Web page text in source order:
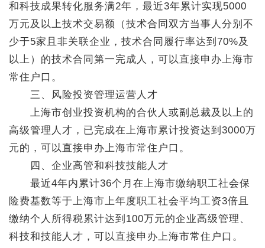
和科技成果转化服务满2年，最近3年累计实现5000
万元及以上技术交易额（技术合同双方当事人分别不
少于5家且非关联企业，技术合同履行率达到70%及
以上）的技术合同第一完成人，可以直接申办上海市
常住户口。
三、风险投资管理运营人才
上海市创业投资机构的合伙人或副总裁及以上的
高级管理人才，已完成在上海市累计投资达到3000万
元的，可以直接申办上海市常住户口。
四、企业高管和科技技能人才
最近4年内累计36个月在上海市缴纳职工社会保
险费基数等于上海市上年度职工社会平均工资3倍且
缴纳个人所得税累计达到100万元的企业高级管理、
科技和技能人才，可以直接申办上海市常住户口。